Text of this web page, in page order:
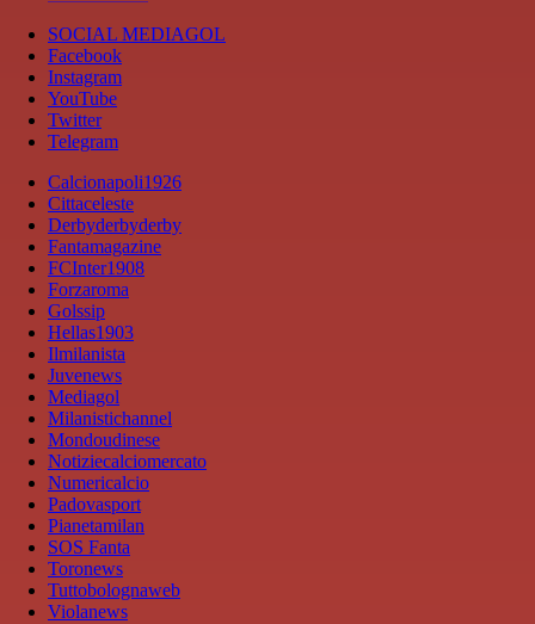
SOCIAL MEDIAGOL
Facebook
Instagram
YouTube
Twitter
Telegram
Calcionapoli1926
Cittaceleste
Derbyderbyderby
Fantamagazine
FCInter1908
Forzaroma
Golssip
Hellas1903
Ilmilanista
Juvenews
Mediagol
Milanistichannel
Mondoudinese
Notiziecalciomercato
Numericalcio
Padovasport
Pianetamilan
SOS Fanta
Toronews
Tuttobolognaweb
Violanews